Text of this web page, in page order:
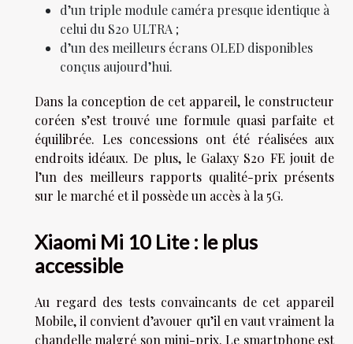
d’un triple module caméra presque identique à
celui du S20 ULTRA ;
d’un des meilleurs écrans OLED disponibles
conçus aujourd’hui.
Dans la conception de cet appareil, le constructeur
coréen s’est trouvé une formule quasi parfaite et
équilibrée. Les concessions ont été réalisées aux
endroits idéaux. De plus, le Galaxy S20 FE jouit de
l’un des meilleurs rapports qualité-prix présents
sur le marché et il possède un accès à la 5G.
Xiaomi Mi 10 Lite : le plus
accessible
Au regard des tests convaincants de cet appareil
Mobile, il convient d’avouer qu’il en vaut vraiment la
chandelle malgré son mini-prix. Le smartphone est